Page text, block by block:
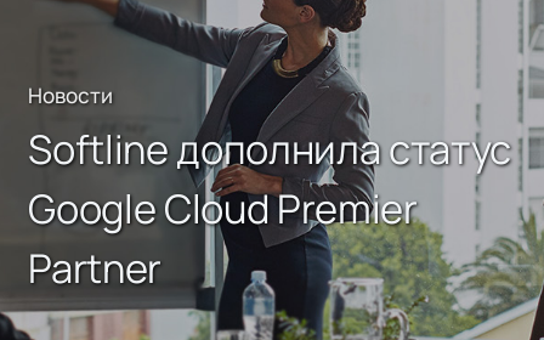
Новости
Softline дополнила статус
Google Cloud Premier
Partner